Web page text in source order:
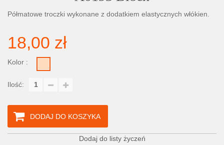
Półmatowe troczki wykonane z dodatkiem elastycznych włókien.
18,00 zł
Kolor :
Ilość:
DODAJ DO KOSZYKA
Dodaj do listy życzeń